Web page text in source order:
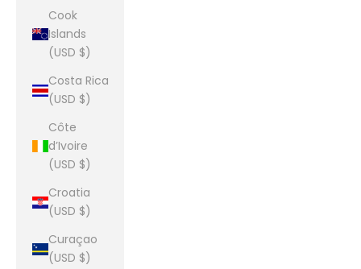
Cook
Islands
(USD $)
Costa Rica
(USD $)
Côte
d’Ivoire
(USD $)
Croatia
(USD $)
Curaçao
(USD $)